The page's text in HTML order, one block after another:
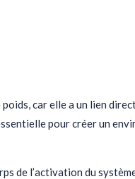
car elle a un lien
pour créer un
de l’activation du